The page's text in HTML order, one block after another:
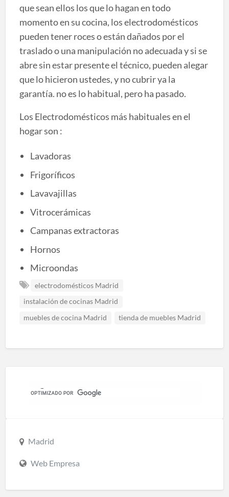
que sean ellos los que lo hagan en todo
momento en su cocina, los electrodomésticos
pueden tener roces o están dañados por el
traslado o una manipulación no adecuada y si se
abre sin estar presente el técnico, pueden alegar
que lo hicieron ustedes, y no cubrir ya la
garantía. no es lo habitual, pero ha pasado.
Los Electrodomésticos más habituales en el
hogar son :
Lavadoras
Frigoríficos
Lavavajillas
Vitrocerámicas
Campanas extractoras
Hornos
Microondas
electrodomésticos Madrid
instalación de cocinas Madrid
muebles de cocina Madrid
tienda de muebles Madrid
Madrid
Web Empresa